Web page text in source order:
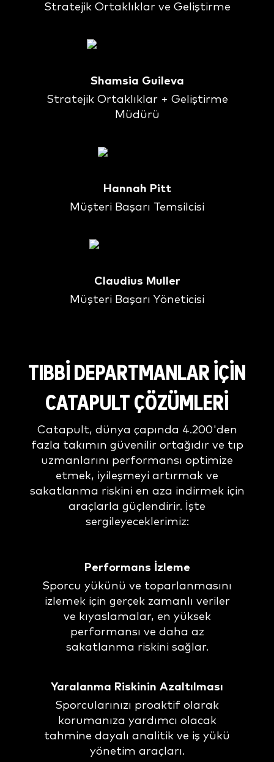
Stratejik Ortaklıklar ve Geliştirme
Shamsia Guileva
Stratejik Ortaklıklar + Geliştirme
Müdürü
Hannah Pitt
Müşteri Başarı Temsilcisi
Claudius Muller
Müşteri Başarı Yöneticisi
TIBBI DEPARTMANLAR IÇIN
CATAPULT ÇÖZÜMLERI
Catapult, dünya çapında 4.200'den
fazla takımın güvenilir ortağıdır ve tıp
uzmanlarını performansı optimize
etmek, iyileşmeyi artırmak ve
sakatlanma riskini en aza indirmek için
araçlarla güçlendirir. İşte
sergileyeceklerimiz:
Performans İzleme
Sporcu yükünü ve toparlanmasını
izlemek için gerçek zamanlı veriler
ve kıyaslamalar, en yüksek
performansı ve daha az
sakatlanma riskini sağlar.
Yaralanma Riskinin Azaltılması
Sporcularınızı proaktif olarak
korumanıza yardımcı olacak
tahmine dayalı analitik ve iş yükü
yönetim araçları.